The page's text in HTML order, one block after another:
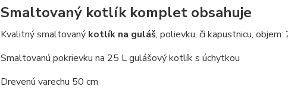
Smaltovaný kotlík komplet obsahuje
Kvalitný smaltovaný kotlík na guláš, polievku, či kapustnicu,
Smaltovanú pokrievku na 25 L gulášový kotlík s úchytkou
Drevenú varechu 50 cm